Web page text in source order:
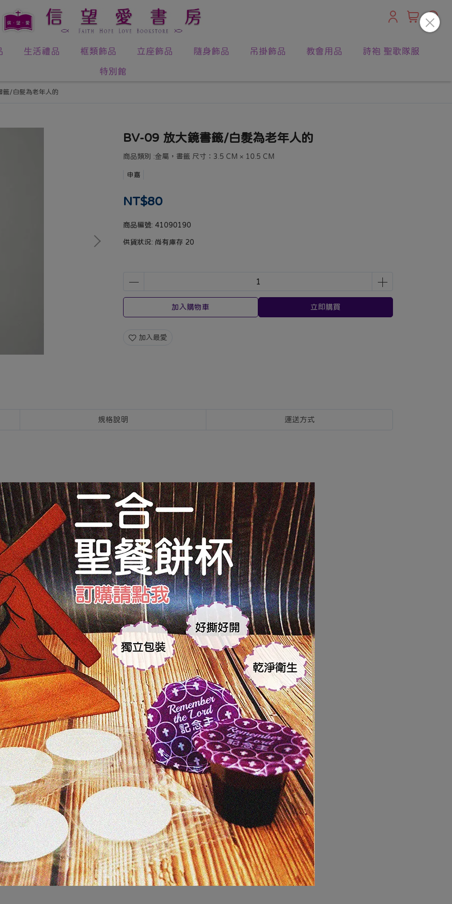
生活禮品 框類飾品 立座飾品 隨身飾品 吊掛飾品 教會用品
詩袍 聖歌隊服
特別館
籤/白髮為老年人的
BV-09 放大鏡書籤/白髮為老年人的
商品類別 :金屬，書籤 尺寸：3.5 CM × 10.5 CM
申嘉
NT$80
商品編號: 41090190
供貨狀況: 尚有庫存 20
加入購物車 立即購買
加入最愛
規格說明 運送方式
實際商品顏色為準，請見諒